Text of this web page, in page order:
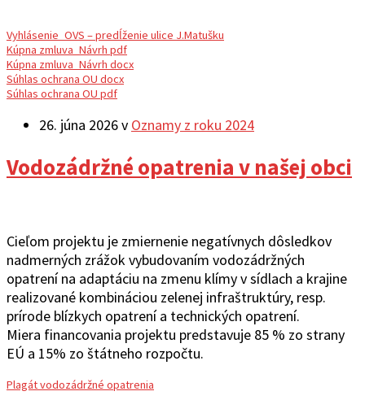
Vyhlásenie_OVS – predĺženie ulice J.Matušku
Kúpna zmluva_Návrh pdf
Kúpna zmluva_Návrh docx
Súhlas ochrana OU docx
Súhlas ochrana OU pdf
26. júna 2026v Oznamy z roku 2024
Vodozádržné opatrenia v našej obci
Cieľom projektu je zmiernenie negatívnych dôsledkov
nadmerných zrážok vybudovaním vodozádržných
opatrení na adaptáciu na zmenu klímy v sídlach a krajine
realizované kombináciou zelenej infraštruktúry, resp.
prírode blízkych opatrení a technických opatrení.
Miera financovania projektu predstavuje 85 % zo strany
EÚ a 15% zo štátneho rozpočtu.
Plagát vodozádržné opatrenia